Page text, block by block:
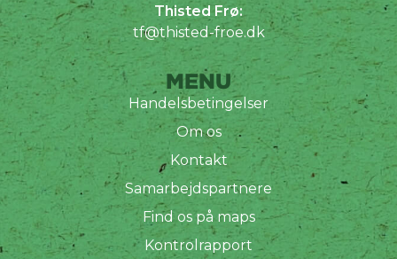
Thisted Frø:
tf@thisted-froe.dk
MENU
Handelsbetingelser
Om os
Kontakt
Samarbejdspartnere
Find os på maps
Kontrolrapport